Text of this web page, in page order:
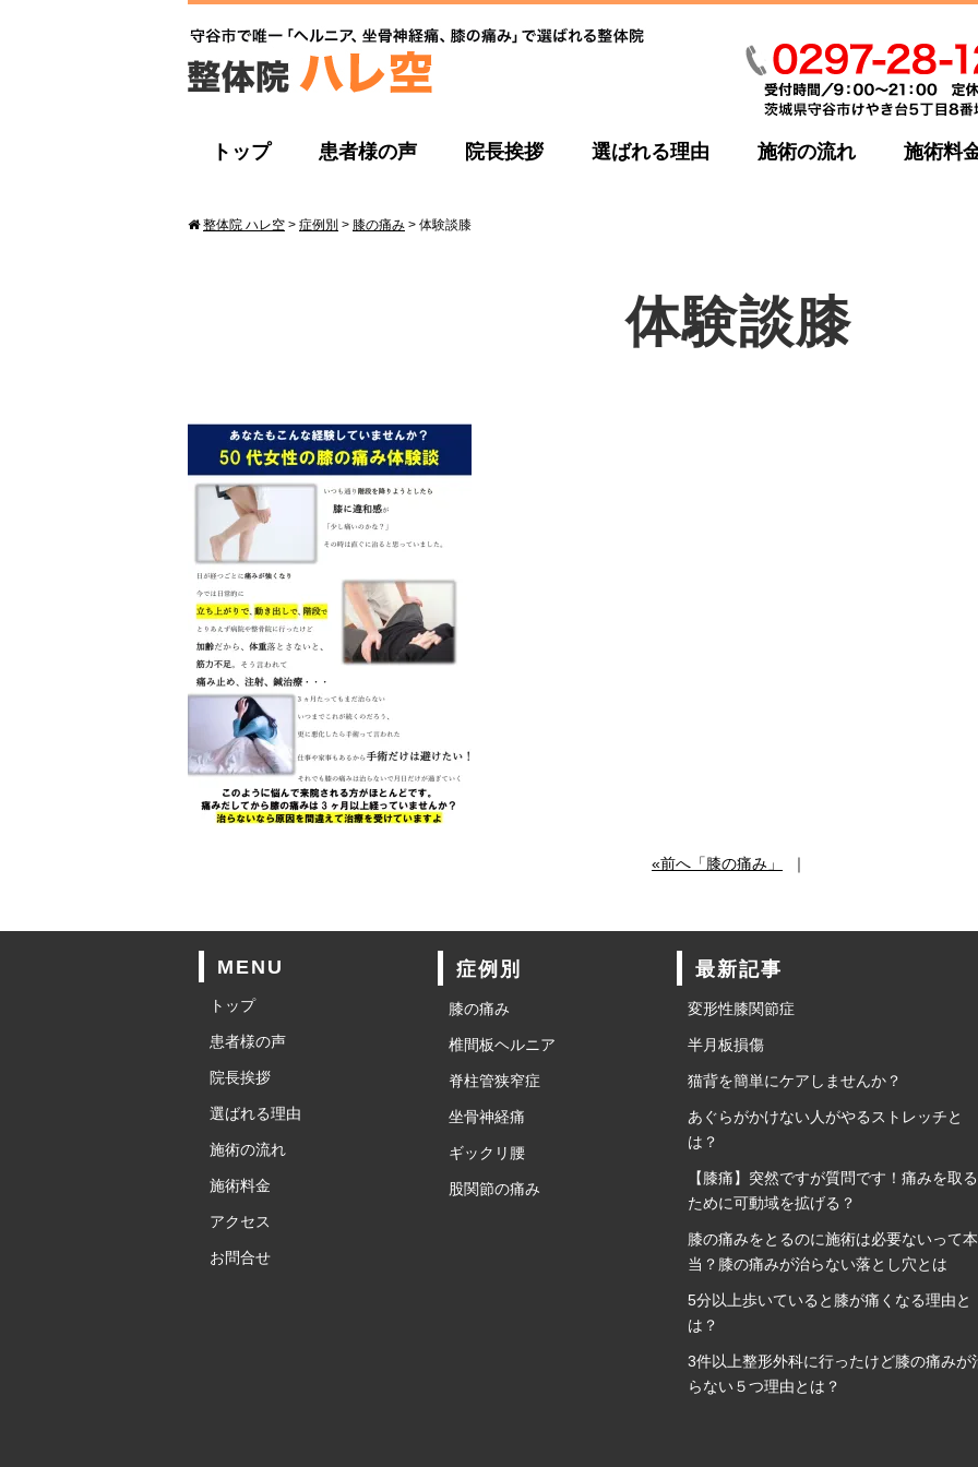
トップ 患者様の声 院長挨拶 選ばれる理由 施術の流れ 施術料
整体院 ハレ空 > 症例別 > 膝の痛み > 体験談膝
体験談膝
«前へ「膝の痛み」 ｜
MENU
トップ
患者様の声
院長挨拶
選ばれる理由
施術の流れ
施術料金
アクセス
お問合せ
症例別
膝の痛み
椎間板ヘルニア
脊柱管狭窄症
坐骨神経痛
ギックリ腰
股関節の痛み
最新記事
変形性膝関節症
半月板損傷
猫背を簡単にケアしませんか？
あぐらがかけない人がやるストレッチと
は？
【膝痛】突然ですが質問です！痛みを取る
ために可動域を拡げる？
膝の痛みをとるのに施術は必要ないって本
当？膝の痛みが治らない落とし穴とは
5分以上歩いていると膝が痛くなる理由と
は？
3件以上整形外科に行ったけど膝の痛みが
らない５つ理由とは？